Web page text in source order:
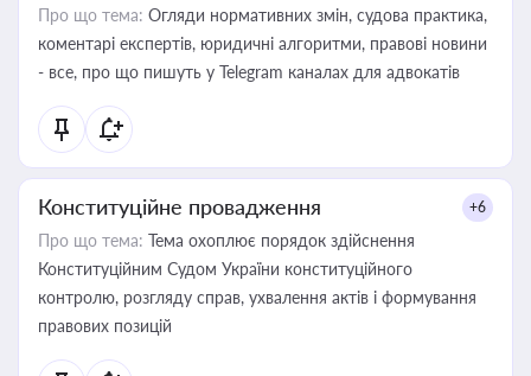
Про що тема: Огляди нормативних змін, судова практика,
коментарі експертів, юридичні алгоритми, правові новини
- все, про що пишуть у Telegram каналах для адвокатів
Конституційне провадження +6
Про що тема: Тема охоплює порядок здійснення
Конституційним Судом України конституційного
контролю, розгляду справ, ухвалення актів і формування
правових позицій